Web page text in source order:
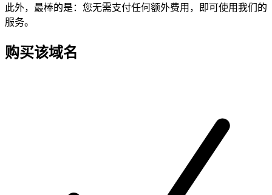
此外，最棒的是：您无需支付任何额外费用，即可使用我们的
服务。
购买该域名